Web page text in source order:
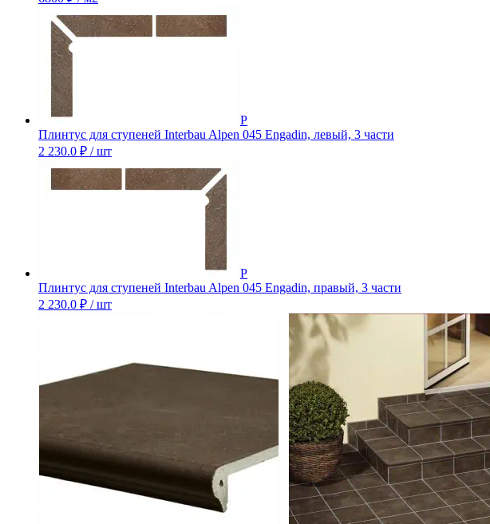
Плинтус для ступеней Interbau Alpen 045 Engadin, левый, 3 части
2 230.0 ₽ / шт
Плинтус для ступеней Interbau Alpen 045 Engadin, правый, 3 части
2 230.0 ₽ / шт